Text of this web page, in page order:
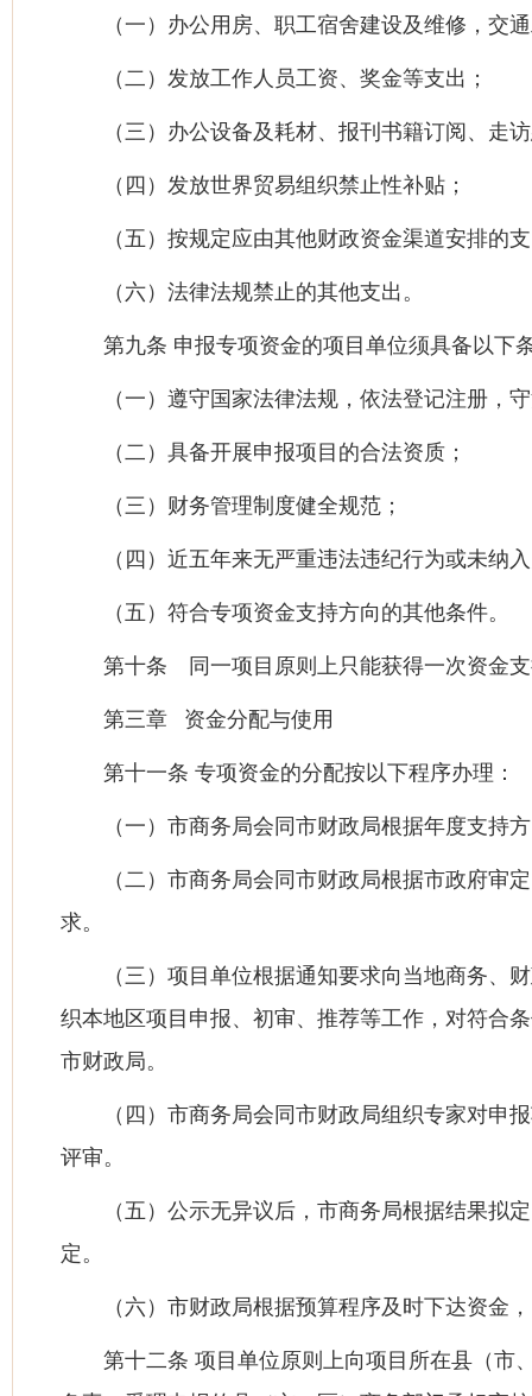
（一）办公用房、职工宿舍建设及维修，交
（二）发放工作人员工资、奖金等支出；
（三）办公设备及耗材、报刊书籍订阅、走
（四）发放世界贸易组织禁止性补贴；
（五）按规定应由其他财政资金渠道安排的
（六）法律法规禁止的其他支出。
第九条 申报专项资金的项目单位须具备以下
（一）遵守国家法律法规，依法登记注册，
（二）具备开展申报项目的合法资质；
（三）财务管理制度健全规范；
（四）近五年来无严重违法违纪行为或未纳
（五）符合专项资金支持方向的其他条件。
第十条 同一项目原则上只能获得一次资金支
第三章 资金分配与使用
第十一条 专项资金的分配按以下程序办理：
（一）市商务局会同市财政局根据年度支持
（二）市商务局会同市财政局根据市政府审
求。
（三）项目单位根据通知要求向当地商务、
织本地区项目申报、初审、推荐等工作，对符合
市财政局。
（四）市商务局会同市财政局组织专家对申
评审。
（五）公示无异议后，市商务局根据结果拟
定。
（六）市财政局根据预算程序及时下达资金
第十二条 项目单位原则上向项目所在县（市